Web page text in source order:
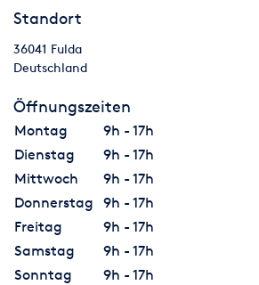
Standort
36041 Fulda
Deutschland
Öffnungszeiten
Montag
9h - 17h
Dienstag
9h - 17h
Mittwoch
9h - 17h
Donnerstag
9h - 17h
Freitag
9h - 17h
Samstag
9h - 17h
Sonntag
9h - 17h